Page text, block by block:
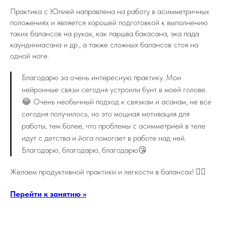
Практика с Юлией направлена на работу в асимметричных
положениях и является хорошей подготовкой к выполнению
таких балансов на руках, как паршва бакасана, эка пада
каундиниасана и др., а также сложных балансов стоя на
одной ноге.
Благодарю за очень интересную практику. Мои
нейронные связи сегодня устроили бунт в моей голове.
😂 Очень необычный подход к связкам и асанам, не все
сегодня получилось, но это мощная мотивация для
работы, тем более, что проблемы с асимметрией в теле
идут с детства и йога помогает в работе над ней.
Благодарю, благодарю, благодарю😘
Желаем продуктивной практики и легкости в балансах! 🤸‍♂️
Перейти к занятию >>